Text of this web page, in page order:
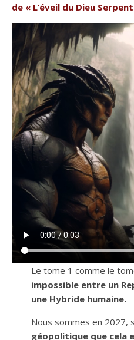
de « L’éveil du Dieu
Le tome 1 comme le
impossible entre un
une Hybride humaine.
Nous sommes en 2027,
géopolitique que cela